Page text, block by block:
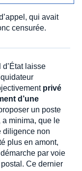
qui avait
censurée.
laisse
privé
d’une
un poste
a minima, que le
diligence non
plus en amont,
par voie
Ce dernier